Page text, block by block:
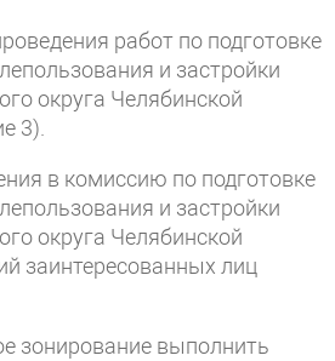
работ по подготовке
и застройки
округа Челябинской
3).
в комиссию по подготовке
и застройки
округа Челябинской
заинтересованных лиц
зонирование выполнить